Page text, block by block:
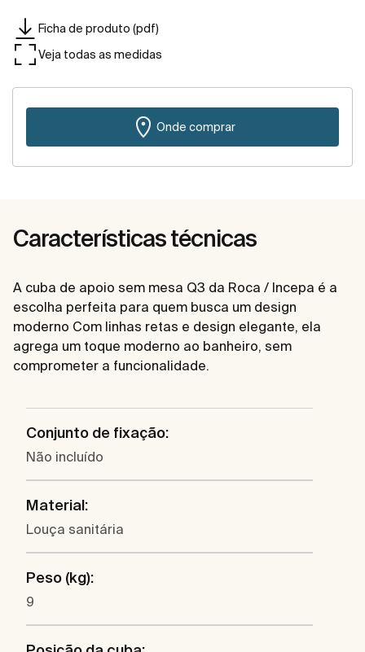
Ficha de produto (pdf)
Veja todas as medidas
Onde comprar
Características técnicas
A cuba de apoio sem mesa Q3 da Roca / Incepa é a
escolha perfeita para quem busca um design
moderno Com linhas retas e design elegante, ela
agrega um toque moderno ao banheiro, sem
comprometer a funcionalidade.
Conjunto de fixação:
Não incluído
Material:
Louça sanitária
Peso (kg):
9